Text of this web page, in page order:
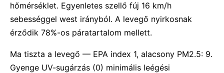
hőmérséklet. Egyenletes szellő fúj 16 km/h
sebességgel west irányból. A levegő nyirkosnak
érződik 78%-os páratartalom mellett.
Ma tiszta a levegő — EPA index 1, alacsony PM2.5: 9.
Gyenge UV-sugárzás (0) minimális leégési